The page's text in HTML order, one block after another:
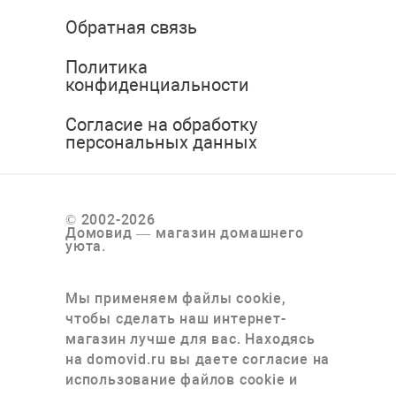
Обратная связь
Политика
конфиденциальности
Согласие на обработку
персональных данных
© 2002-2026
Домовид — магазин домашнего
уюта.
Мы применяем файлы cookie,
чтобы сделать наш интернет-
магазин лучше для вас. Находясь
на domovid.ru вы даете согласие на
использование файлов cookie и